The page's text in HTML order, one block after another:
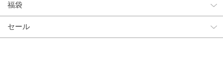
福袋
セール